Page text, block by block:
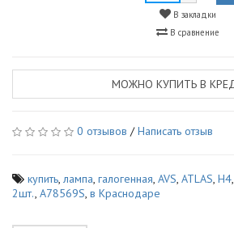
В закладки
В сравнение
МОЖНО КУПИТЬ В
0 отзывов /Написать отзыв
купить, лампа, галогенная, AVS, ATLAS, H4,
2шт., A78569S, в Краснодаре